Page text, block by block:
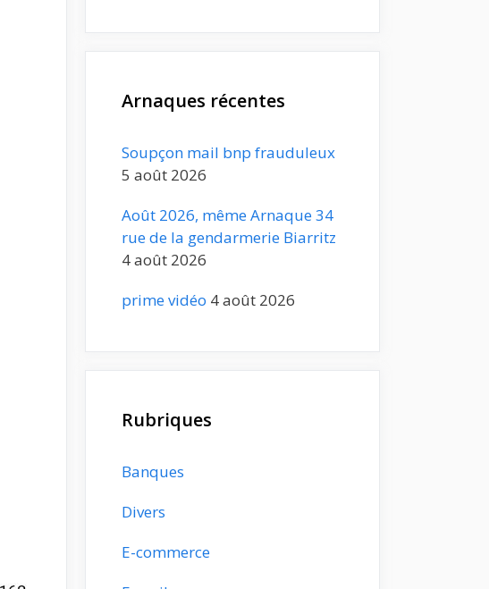
Arnaques récentes
Soupçon mail bnp frauduleux
5 août 2026
Août 2026, même Arnaque 34
rue de la gendarmerie Biarritz
4 août 2026
prime vidéo 4 août 2026
Rubriques
Banques
Divers
E-commerce